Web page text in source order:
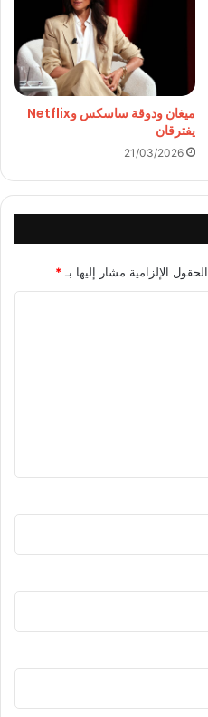
ميغان ودوقة ساسكس وNetflix
يفترقان
21/03/2026
الحقول الإلزامية مشار إليها بـ *